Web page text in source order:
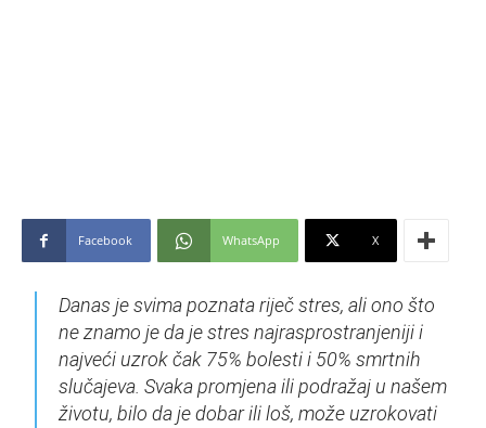
Facebook WhatsApp X
Danas je svima poznata riječ stres, ali ono što
ne znamo je da je stres najrasprostranjeniji i
najveći uzrok čak 75% bolesti i 50% smrtnih
slučajeva. Svaka promjena ili podražaj u našem
životu, bilo da je dobar ili loš, može uzrokovati